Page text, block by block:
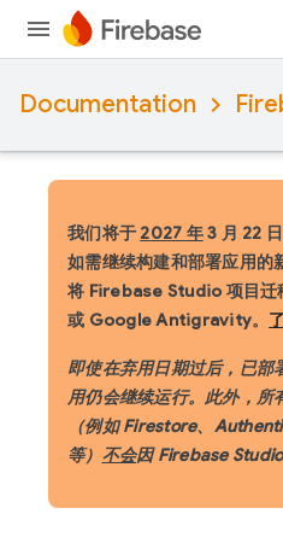
Documentation
我们将于 2027 年3 月 22
如需继续构建和部署应用的
将 Firebase Studio 项目
或 Google Antigravity。
即使在弃用日期过后，已部
用仍会继续运行。此外，所
（例如 Firestore、
等） 不会因 Firebase Studio